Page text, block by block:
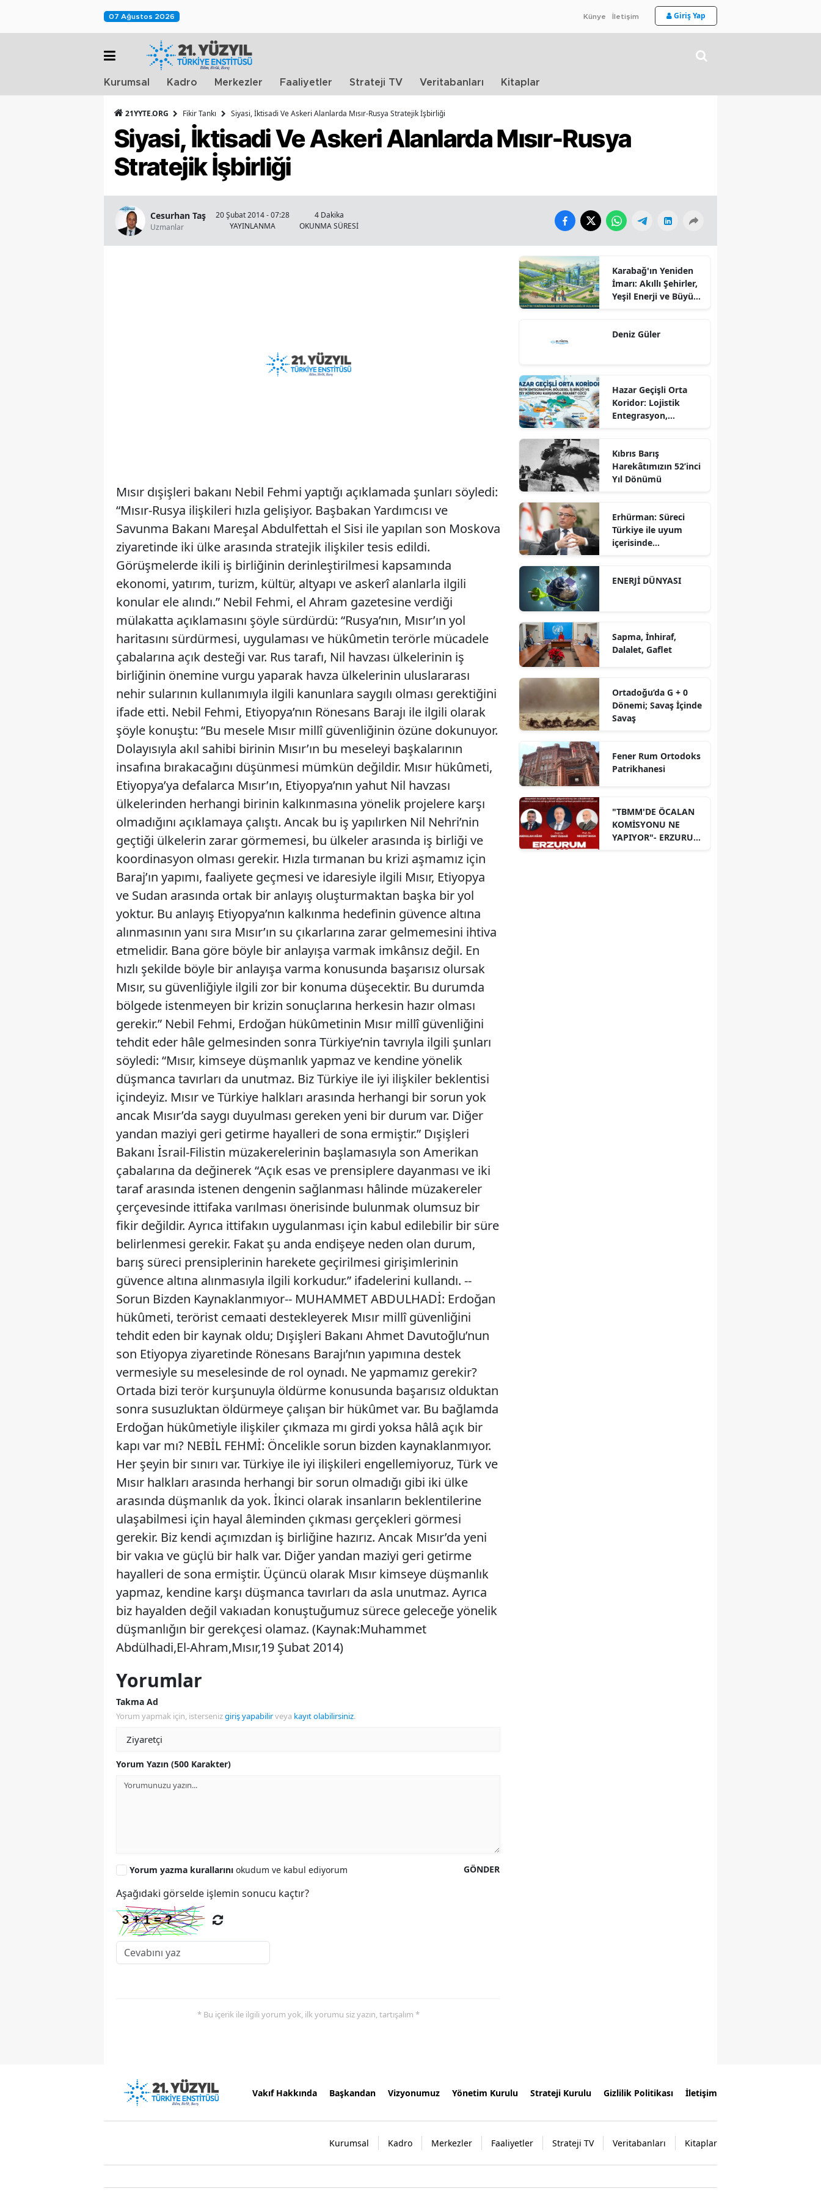
07 Ağustos 2026 Künye İletişim Giriş Yap
Kurumsal Kadro Merkezler Faaliyetler Strateji TV Veritabanları Kitaplar
21YYTE.ORG Fikir Tankı Siyasi, İktisadi Ve Askeri Alanlarda Mısır-Rusya Stratejik İşbirliği
Siyasi, İktisadi Ve Askeri Alanlarda Mısır-Rusya
Stratejik İşbirliği
Cesurhan Taş
Uzmanlar
20 Şubat 2014 - 07:28
YAYINLANMA
4 Dakika
OKUNMA SÜRESİ
Mısır dışişleri bakanı Nebil Fehmi yaptığı açıklamada şunları söyledi:
“Mısır-Rusya ilişkileri hızla gelişiyor. Başbakan Yardımcısı ve
Savunma Bakanı Mareşal Abdulfettah el Sisi ile yapılan son Moskova
ziyaretinde iki ülke arasında stratejik ilişkiler tesis edildi.
Görüşmelerde ikili iş birliğinin derinleştirilmesi kapsamında
ekonomi, yatırım, turizm, kültür, altyapı ve askerî alanlarla ilgili
konular ele alındı.” Nebil Fehmi, el Ahram gazetesine verdiği
mülakatta açıklamasını şöyle sürdürdü: “Rusya’nın, Mısır’ın yol
haritasını sürdürmesi, uygulaması ve hükûmetin terörle mücadele
çabalarına açık desteği var. Rus tarafı, Nil havzası ülkelerinin iş
birliğinin önemine vurgu yaparak havza ülkelerinin uluslararası
nehir sularının kullanımıyla ilgili kanunlara saygılı olması gerektiğini
ifade etti. Nebil Fehmi, Etiyopya’nın Rönesans Barajı ile ilgili olarak
şöyle konuştu: “Bu mesele Mısır millî güvenliğinin özüne dokunuyor.
Dolayısıyla akıl sahibi birinin Mısır’ın bu meseleyi başkalarının
insafına bırakacağını düşünmesi mümkün değildir. Mısır hükûmeti,
Etiyopya’ya defalarca Mısır’ın, Etiyopya’nın yahut Nil havzası
ülkelerinden herhangi birinin kalkınmasına yönelik projelere karşı
olmadığını açıklamaya çalıştı. Ancak bu iş yapılırken Nil Nehri’nin
geçtiği ülkelerin zarar görmemesi, bu ülkeler arasında iş birliği ve
koordinasyon olması gerekir. Hızla tırmanan bu krizi aşmamız için
Baraj’ın yapımı, faaliyete geçmesi ve idaresiyle ilgili Mısır, Etiyopya
ve Sudan arasında ortak bir anlayış oluşturmaktan başka bir yol
yoktur. Bu anlayış Etiyopya’nın kalkınma hedefinin güvence altına
alınmasının yanı sıra Mısır’ın su çıkarlarına zarar gelmemesini ihtiva
etmelidir. Bana göre böyle bir anlayışa varmak imkânsız değil. En
hızlı şekilde böyle bir anlayışa varma konusunda başarısız olursak
Mısır, su güvenliğiyle ilgili zor bir konuma düşecektir. Bu durumda
bölgede istenmeyen bir krizin sonuçlarına herkesin hazır olması
gerekir.” Nebil Fehmi, Erdoğan hükûmetinin Mısır millî güvenliğini
tehdit eder hâle gelmesinden sonra Türkiye’nin tavrıyla ilgili şunları
söyledi: “Mısır, kimseye düşmanlık yapmaz ve kendine yönelik
düşmanca tavırları da unutmaz. Biz Türkiye ile iyi ilişkiler beklentisi
içindeyiz. Mısır ve Türkiye halkları arasında herhangi bir sorun yok
ancak Mısır’da saygı duyulması gereken yeni bir durum var. Diğer
yandan maziyi geri getirme hayalleri de sona ermiştir.” Dışişleri
Bakanı İsrail-Filistin müzakerelerinin başlamasıyla son Amerikan
çabalarına da değinerek “Açık esas ve prensiplere dayanması ve iki
taraf arasında istenen dengenin sağlanması hâlinde müzakereler
çerçevesinde ittifaka varılması önerisinde bulunmak olumsuz bir
fikir değildir. Ayrıca ittifakın uygulanması için kabul edilebilir bir süre
belirlenmesi gerekir. Fakat şu anda endişeye neden olan durum,
barış süreci prensiplerinin harekete geçirilmesi girişimlerinin
güvence altına alınmasıyla ilgili korkudur.” ifadelerini kullandı. --
Sorun Bizden Kaynaklanmıyor-- MUHAMMET ABDULHADİ: Erdoğan
hükûmeti, terörist cemaati destekleyerek Mısır millî güvenliğini
tehdit eden bir kaynak oldu; Dışişleri Bakanı Ahmet Davutoğlu’nun
son Etiyopya ziyaretinde Rönesans Barajı’nın yapımına destek
vermesiyle su meselesinde de rol oynadı. Ne yapmamız gerekir?
Ortada bizi terör kurşunuyla öldürme konusunda başarısız olduktan
sonra susuzluktan öldürmeye çalışan bir hükûmet var. Bu bağlamda
Erdoğan hükûmetiyle ilişkiler çıkmaza mı girdi yoksa hâlâ açık bir
kapı var mı? NEBİL FEHMİ: Öncelikle sorun bizden kaynaklanmıyor.
Her şeyin bir sınırı var. Türkiye ile iyi ilişkileri engellemiyoruz, Türk ve
Mısır halkları arasında herhangi bir sorun olmadığı gibi iki ülke
arasında düşmanlık da yok. İkinci olarak insanların beklentilerine
ulaşabilmesi için hayal âleminden çıkması gerçekleri görmesi
gerekir. Biz kendi açımızdan iş birliğine hazırız. Ancak Mısır’da yeni
bir vakıa ve güçlü bir halk var. Diğer yandan maziyi geri getirme
hayalleri de sona ermiştir. Üçüncü olarak Mısır kimseye düşmanlık
yapmaz, kendine karşı düşmanca tavırları da asla unutmaz. Ayrıca
biz hayalden değil vakıadan konuştuğumuz sürece geleceğe yönelik
düşmanlığın bir gerekçesi olamaz. (Kaynak:Muhammet
Abdülhadi,El-Ahram,Mısır,19 Şubat 2014)
Yorumlar
Takma Ad
Yorum yapmak için, istersenizgiriş yapabilirveya kayıt olabilirsiniz.
Yorum Yazın (500 Karakter)
GÖNDER
Yorum yazma kurallarını okudum ve kabul ediyorum
Aşağıdaki görselde işlemin sonucu kaçtır?
* Bu içerik ile ilgili yorum yok, ilk yorumu siz yazın, tartışalım *
Karabağ'ın Yeniden
İmarı: Akıllı Şehirler,
Yeşil Enerji ve Büyük
Sürdürülebilir
Deniz Güler
Hazar Geçişli Orta
Koridor: Lojistik
Entegrasyon,
Karşısında Rekabet
Gücü
Kıbrıs Barış
Harekâtımızın 52’inci
Yıl Dönümü
Erhürman: Süreci
Türkiye ile uyum
içerisinde
ENERJİ DÜNYASI
Sapma, İnhiraf,
Dalalet, Gaflet
Ortadoğu’da G + 0
Dönemi; Savaş İçinde
Savaş
Fener Rum Ortodoks
Patrikhanesi
"TBMM'DE ÖCALAN
KOMİSYONU NE
YAPIYOR"- ERZURUM
Vakıf Hakkında Başkandan Vizyonumuz Yönetim Kurulu Strateji Kurulu Gizlilik Politikası İletişim
Kurumsal Kadro Merkezler Faaliyetler Strateji TV Veritabanları Kitaplar